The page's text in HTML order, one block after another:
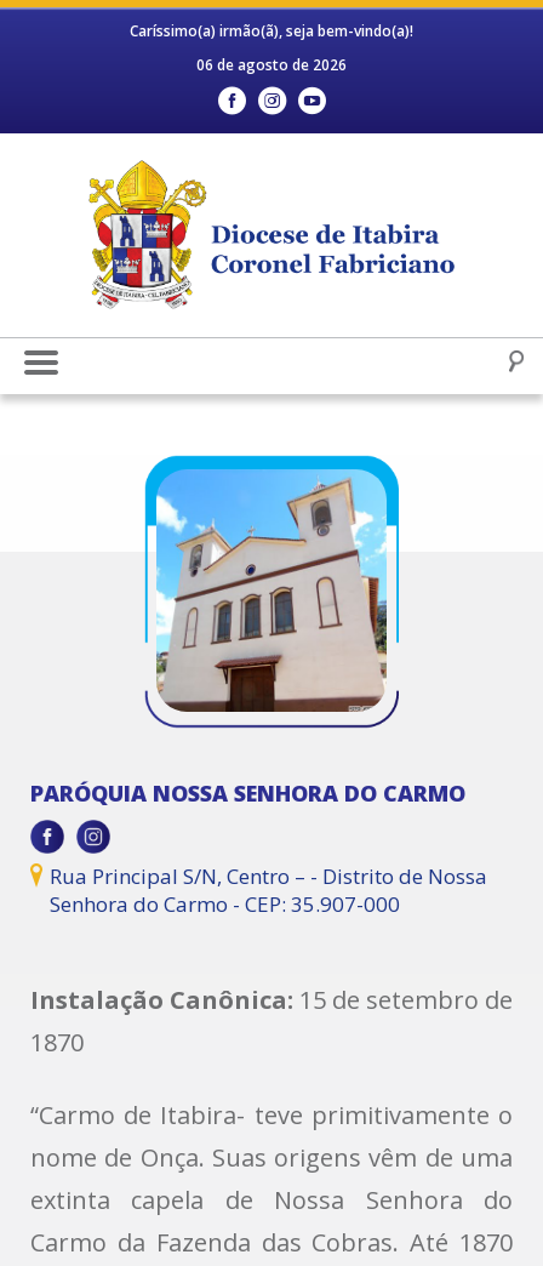
Caríssimo(a) irmão(ã), seja bem-vindo(a)!
06 de agosto de 2026
PARÓQUIA NOSSA SENHORA DO CARMO
Rua Principal S/N, Centro – - Distrito de Nossa
Senhora do Carmo - CEP: 35.907-000
Instalação Canônica: 15 de setembro de
1870
“Carmo de Itabira- teve primitivamente o
nome de Onça. Suas origens vêm de uma
extinta capela de Nossa Senhora do
Carmo da Fazenda das Cobras. Até 1870